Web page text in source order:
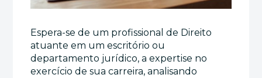
Espera-se de um profissional de Direito
atuante em um escritório ou
departamento jurídico, a expertise no
exercício de sua carreira, analisando